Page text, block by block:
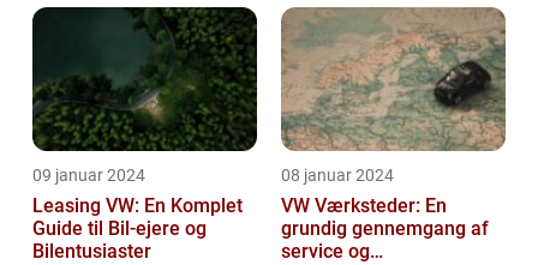
09 januar 2024
Leasing VW: En Komplet
Guide til Bil-ejere og
Bilentusiaster
08 januar 2024
VW Værksteder: En
grundig gennemgang af
service og